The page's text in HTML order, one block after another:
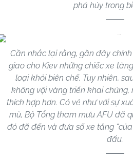
phá hủy trong
Cần nhắc lại rằng, gần đây
giao cho Kiev những chiếc xe
loại khỏi biên chế. Tuy nhiên,
không vội vàng triển khai
thích hợp hơn. Có vẻ như với sự
mù, Bộ Tổng tham mưu AFU đã
đó đã đến và đưa số xe tăng
đấu.